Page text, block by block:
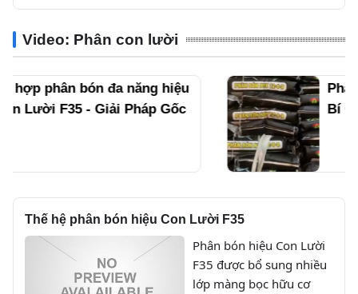
Video: Phân con lười
Phân Bón Hiệu Con Lười F35:
Bí Quyết Nâng Cao Năng Suất
và Chất Lượng Cây Ăn Trái
Thế hệ phân bón hiệu Con Lười F35
Phân bón hiệu Con Lười
F35 được bổ sung nhiều
lớp màng bọc hữu cơ